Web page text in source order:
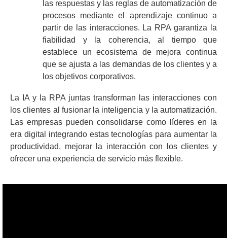
las respuestas y las reglas de automatización de
procesos mediante el aprendizaje continuo a
partir de las interacciones. La RPA garantiza la
fiabilidad y la coherencia, al tiempo que
establece un ecosistema de mejora continua
que se ajusta a las demandas de los clientes y a
los objetivos corporativos.
La IA y la RPA juntas transforman las interacciones con
los clientes al fusionar la inteligencia y la automatización.
Las empresas pueden consolidarse como líderes en la
era digital integrando estas tecnologías para aumentar la
productividad, mejorar la interacción con los clientes y
ofrecer una experiencia de servicio más flexible.